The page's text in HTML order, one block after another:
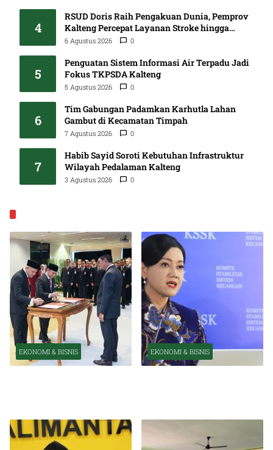
4
RSUD Doris Raih Pengakuan Dunia, Pemprov
Kalteng Percepat Layanan Stroke hingga
Pelosok
6 Agustus 2026 0
5
Penguatan Sistem Informasi Air Terpadu Jadi
Fokus TKPSDA Kalteng
5 Agustus 2026 0
6
Tim Gabungan Padamkan Karhutla Lahan
Gambut di Kecamatan Timpah
7 Agustus 2026 0
7
Habib Sayid Soroti Kebutuhan Infrastruktur
Wilayah Pedalaman Kalteng
3 Agustus 2026 0
EKONOMI & BISNIS EKONOMI & BISNIS